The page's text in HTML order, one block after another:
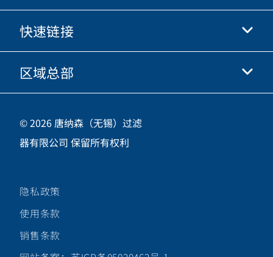
快手
优酷
微信
关于我们
商业行为准则
职业发展
快速链接
唐纳森电商网站
投资人
供应商
区域总部
中国江苏省无锡市新吴区
新加坡工业园新都路16号，邮编 214028
咨询热线
关注唐纳森微信公众号
© 2026 唐纳森（无锡）过滤
器有限公司 保留所有权利
隐私政策
使用条款
销售条款